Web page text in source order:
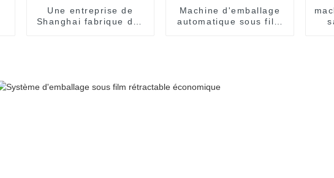
Une entreprise de
Shanghai fabrique des
Machine d'emballage
automatique sous film